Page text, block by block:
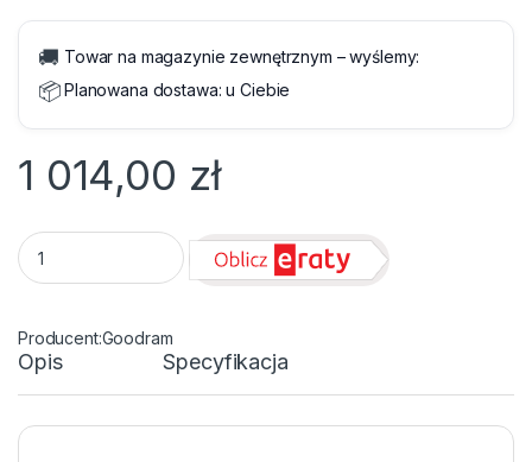
🚚 Towar na magazynie zewnętrznym – wyślemy:
📦Planowana dostawa:u Ciebie
1 014,00 zł
SODIMM PC-3200 DDR4 32GB CL22 Goodram quantity
Goodram
Opis Specyfikacja